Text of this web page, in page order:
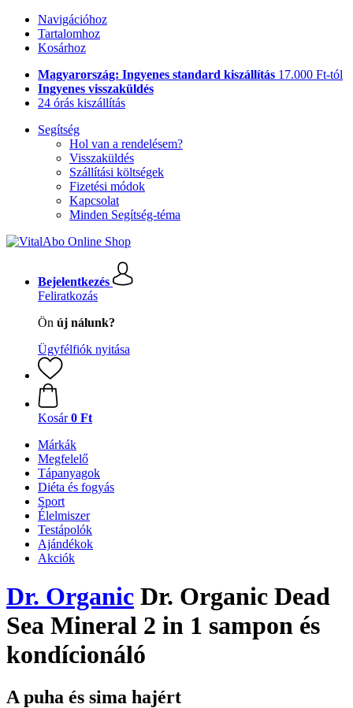
Navigációhoz
Tartalomhoz
Kosárhoz
Magyarország: Ingyenes standard kiszállítás 17.000 Ft-tól
Ingyenes visszaküldés
24 órás kiszállítás
Segítség
Hol van a rendelésem?
Visszaküldés
Szállítási költségek
Fizetési módok
Kapcsolat
Minden Segítség-téma
Bejelentkezés
Feliratkozás
Ön új nálunk?
Ügyfélfiók nyitása
Kosár 0 Ft
Márkák
Megfelelő
Tápanyagok
Diéta és fogyás
Sport
Élelmiszer
Testápolók
Ajándékok
Akciók
Dr. Organic Dr. Organic Dead
Sea Mineral 2 in 1 sampon és
kondícionáló
A puha és sima hajért